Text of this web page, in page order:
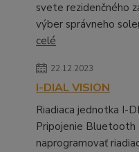
svete rezidenčného
výber správneho
celé
22.12.2023
I-DIAL VISION
Riadiaca jednotka I-
Pripojenie Bluetooth
naprogramovať